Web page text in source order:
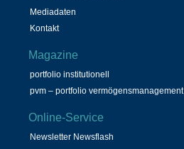
Mediadaten
Kontakt
Magazine
portfolio institutionell
pvm – portfolio vermögensmanagement
Online-Service
Newsletter Newsflash